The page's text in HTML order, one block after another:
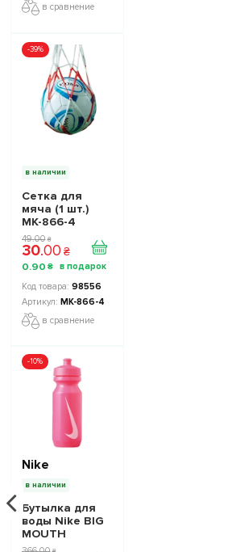
в сравнение
-39%
в наличии
Сетка для
мяча (1 шт.)
МК-866-4
49.00 ₴
30.00 ₴
0.90 ₴
98556
МК-866-4
в сравнение
-10%
Nike
в наличии
Бутылка для
воды Nike BIG
MOUTH
BOTTLE 2.0 22